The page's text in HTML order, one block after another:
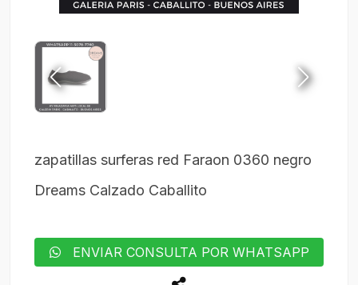
zapatillas surferas red Faraon 0360 negro
Dreams Calzado Caballito
ENVIAR CONSULTA POR WHATSAPP